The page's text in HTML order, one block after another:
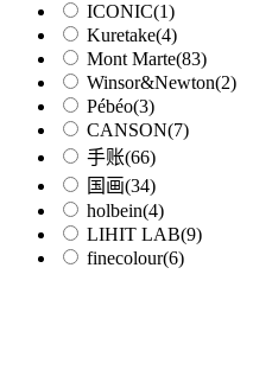
ICONIC(1)
Kuretake(4)
Mont Marte(83)
Winsor&Newton(2)
Pébéo(3)
CANSON(7)
手账(66)
国画(34)
holbein(4)
LIHIT LAB(9)
finecolour(6)